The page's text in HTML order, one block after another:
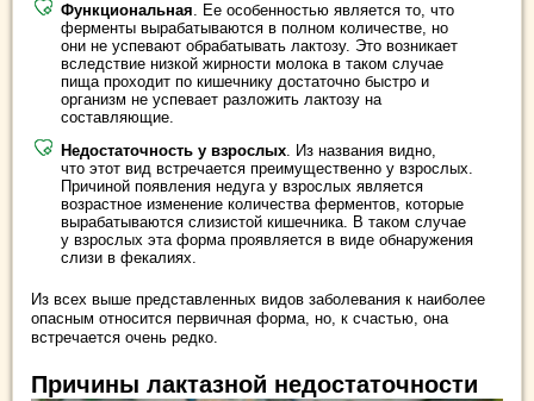
Функциональная. Ее особенностью является то, что
ферменты вырабатываются в полном количестве, но
они не успевают обрабатывать лактозу. Это возникает
вследствие низкой жирности молока в таком случае
пища проходит по кишечнику достаточно быстро и
организм не успевает разложить лактозу на
составляющие.
Недостаточность у взрослых. Из названия видно,
что этот вид встречается преимущественно у взрослых.
Причиной появления недуга у взрослых является
возрастное изменение количества ферментов, которые
вырабатываются слизистой кишечника. В таком случае
у взрослых эта форма проявляется в виде обнаружения
слизи в фекалиях.
Из всех выше представленных видов заболевания к наиболее
опасным относится первичная форма, но, к счастью, она
встречается очень редко.
Причины лактазной недостаточности